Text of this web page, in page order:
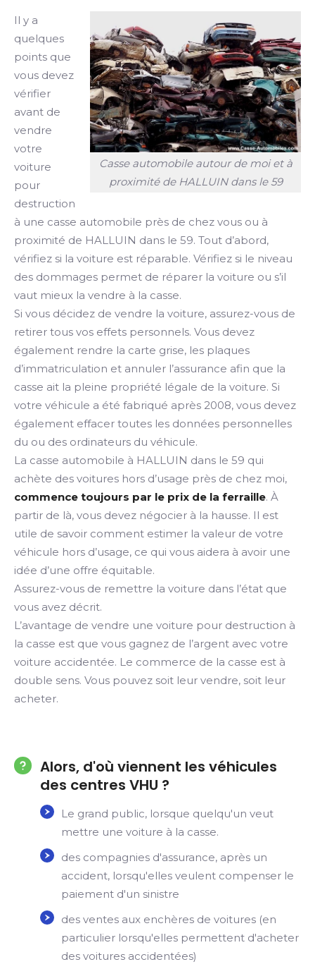
Casse automobile autour de moi et à
proximité de HALLUIN dans le 59
Il y a
quelques
points que
vous devez
vérifier
avant de
vendre
votre
voiture
pour
destruction
à une casse automobile près de chez vous ou à
proximité de HALLUIN dans le 59. Tout d’abord,
vérifiez si la voiture est réparable. Vérifiez si le niveau
des dommages permet de réparer la voiture ou s’il
vaut mieux la vendre à la casse.
Si vous décidez de vendre la voiture, assurez-vous de
retirer tous vos effets personnels. Vous devez
également rendre la carte grise, les plaques
d’immatriculation et annuler l’assurance afin que la
casse ait la pleine propriété légale de la voiture. Si
votre véhicule a été fabriqué après 2008, vous devez
également effacer toutes les données personnelles
du ou des ordinateurs du véhicule.
La casse automobile à HALLUIN dans le 59 qui
achète des voitures hors d’usage près de chez moi,
commence toujours par le prix de la ferraille. À
partir de là, vous devez négocier à la hausse. Il est
utile de savoir comment estimer la valeur de votre
véhicule hors d’usage, ce qui vous aidera à avoir une
idée d’une offre équitable.
Assurez-vous de remettre la voiture dans l’état que
vous avez décrit.
L’avantage de vendre une voiture pour destruction à
la casse est que vous gagnez de l’argent avec votre
voiture accidentée. Le commerce de la casse est à
double sens. Vous pouvez soit leur vendre, soit leur
acheter.
Alors, d'où viennent les véhicules
des centres VHU ?
Le grand public, lorsque quelqu'un veut
mettre une voiture à la casse.
des compagnies d'assurance, après un
accident, lorsqu'elles veulent compenser le
paiement d'un sinistre
des ventes aux enchères de voitures (en
particulier lorsqu'elles permettent d'acheter
des voitures accidentées)